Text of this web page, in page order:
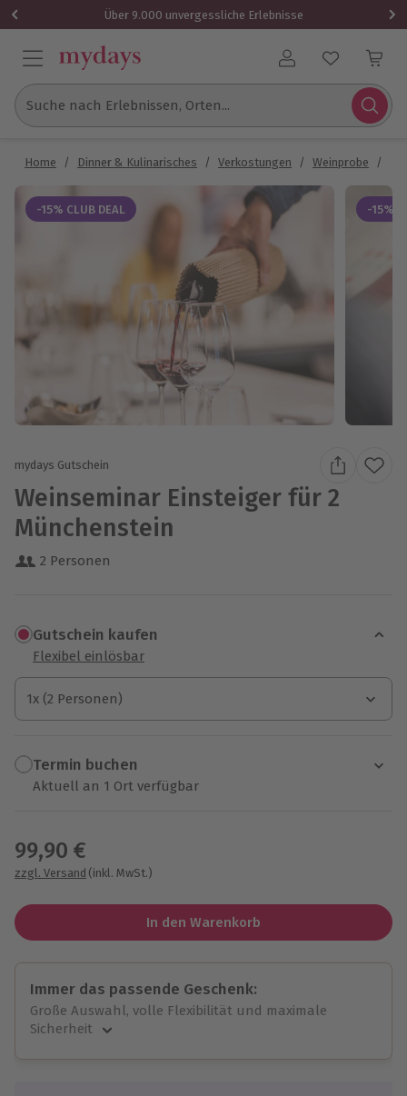
Über 9.000 unvergessliche Erlebnisse
Benutzerkonto
Suche nach Erlebnissen, Orten...
Home / Dinner & Kulinarisches / Verkostungen / Weinprobe /
-15% CLUB DEAL -15%
mydays Gutschein
Weinseminar Einsteiger für 2
Münchenstein
2 Personen
Gutschein kaufen
Flexibel einlösbar
1x (2 Personen)
1x (2 Personen)
1x (2 Personen)
Termin buchen
Aktuell an 1 Ort verfügbar
99,90 €
zzgl. Versand (inkl. MwSt.)
In den Warenkorb
Immer das passende Geschenk:
Große Auswahl, volle Flexibilität und maximale
Sicherheit